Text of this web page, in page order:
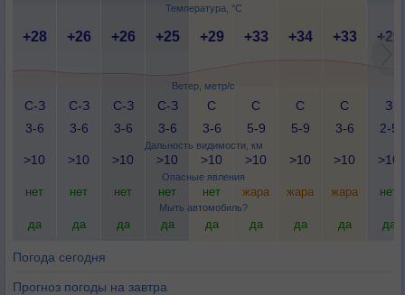
Температура, °C
Ветер, метр/с
Дальность видимости, км
Опасные явления
Мыть автомобиль?
+28 +26 +26 +25 +29 +33 +34 +33 +29
С-З
3-6
С-З
3-6
С-З
3-6
С-З
3-6
С
3-6
С
5-9
С
5-9
С
3-6
З
2-5
>10 >10 >10 >10 >10 >10 >10 >10 >10
нет нет нет нет нет жара жара жара нет
да да да да да да да да да
Погода сегодня
Прогноз погоды на завтра